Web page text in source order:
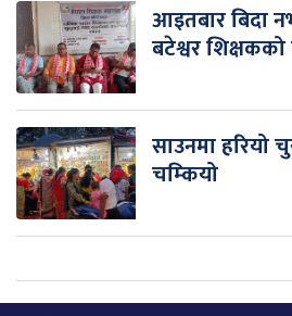
आइतबार बिदा
बटेश्वर
साउनमा हरियो
चम्कियो